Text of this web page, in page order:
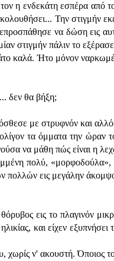
η ενδεκάτη εσπέρα από
Την στιγμήν
να δώση εις
στιγμήν πάλιν το
καλά. Ήτο μόνον
δεν θα βήξη;
με στρυφνόν και
τα όμματα την
να μάθη πώς είναι η
πολύ, «μορφοδούλα»,
πολλών εις μεγάλην
εις το πλαγινόν
και είχεν
ν' ακουστή. Όποιος